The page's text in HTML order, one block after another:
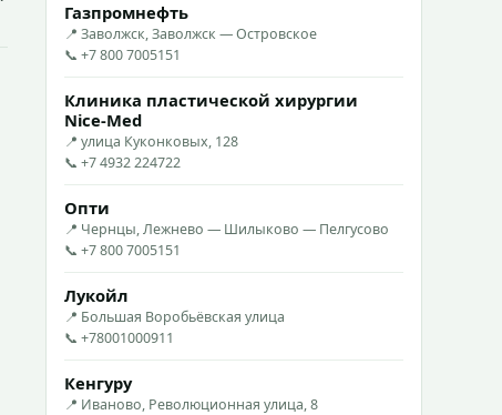
Газпромнефть
📍 Заволжск, Заволжск — Островское
📞 +7 800 7005151
Клиника пластической хирургии
Nice-Med
📍 улица Куконковых, 128
📞 +7 4932 224722
Опти
📍 Чернцы, Лежнево — Шилыково — Пелгусово
📞 +7 800 7005151
Лукойл
📍 Большая Воробьёвская улица
📞 +78001000911
Кенгуру
📍 Иваново, Революционная улица, 8